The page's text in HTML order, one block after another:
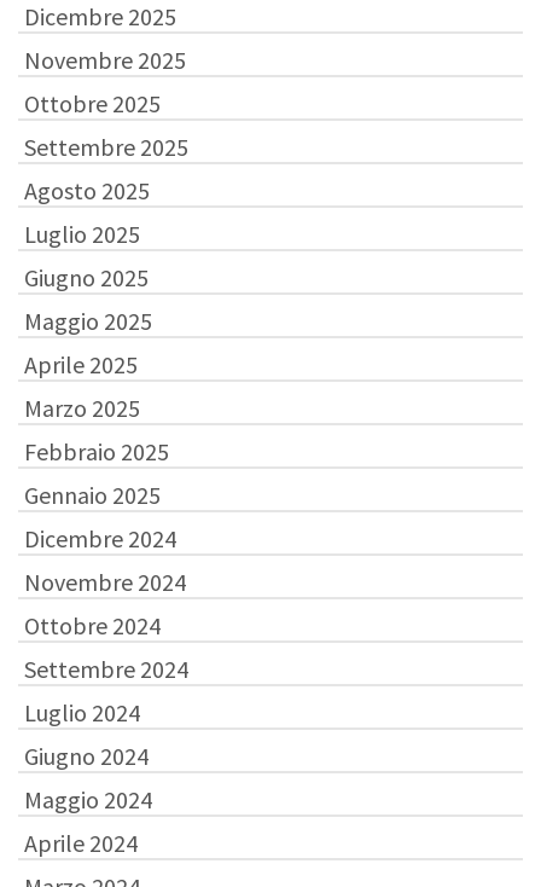
Dicembre 2025
Novembre 2025
Ottobre 2025
Settembre 2025
Agosto 2025
Luglio 2025
Giugno 2025
Maggio 2025
Aprile 2025
Marzo 2025
Febbraio 2025
Gennaio 2025
Dicembre 2024
Novembre 2024
Ottobre 2024
Settembre 2024
Luglio 2024
Giugno 2024
Maggio 2024
Aprile 2024